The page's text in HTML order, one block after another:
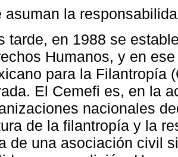
asuman la
tarde, en 1988 se
Humanos, y en
para la Filantropía
El Cemefi es, en la
nacionales
de la filantropía y la
de una asociación civil